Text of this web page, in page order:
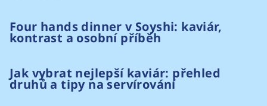
Four hands dinner v Soyshi: kaviár,
kontrast a osobní příběh
Jak vybrat nejlepší kaviár: přehled
druhů a tipy na servírování